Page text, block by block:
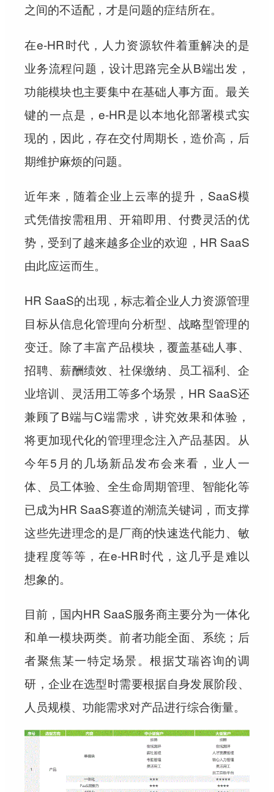
之间的不适配，才是问题的症结所在。
在e-HR时代，人力资源软件着重解决的是
业务流程问题，设计思路完全从B端出发，
功能模块也主要集中在基础人事方面。最关
键的一点是，e-HR是以本地化部署模式实
现的，因此，存在交付周期长，造价高，后
期维护麻烦的问题。
近年来，随着企业上云率的提升，SaaS模
式凭借按需租用、开箱即用、付费灵活的优
势，受到了越来越多企业的欢迎，HR SaaS
由此应运而生。
HR SaaS的出现，标志着企业人力资源管理
目标从信息化管理向分析型、战略型管理的
变迁。除了丰富产品模块，覆盖基础人事、
招聘、薪酬绩效、社保缴纳、员工福利、企
业培训、灵活用工等多个场景，HR SaaS还
兼顾了B端与C端需求，讲究效果和体验，
将更加现代化的管理理念注入产品基因。从
今年5月的几场新品发布会来看，业人一
体、员工体验、全生命周期管理、智能化等
已成为HR SaaS赛道的潮流关键词，而支撑
这些先进理念的是厂商的快速迭代能力、敏
捷程度等等，在e-HR时代，这几乎是难以
想象的。
目前，国内HR SaaS服务商主要分为一体化
和单一模块两类。前者功能全面、系统；后
者聚焦某一特定场景。根据艾瑞咨询的调
研，企业在选型时需要根据自身发展阶段、
人员规模、功能需求对产品进行综合衡量。